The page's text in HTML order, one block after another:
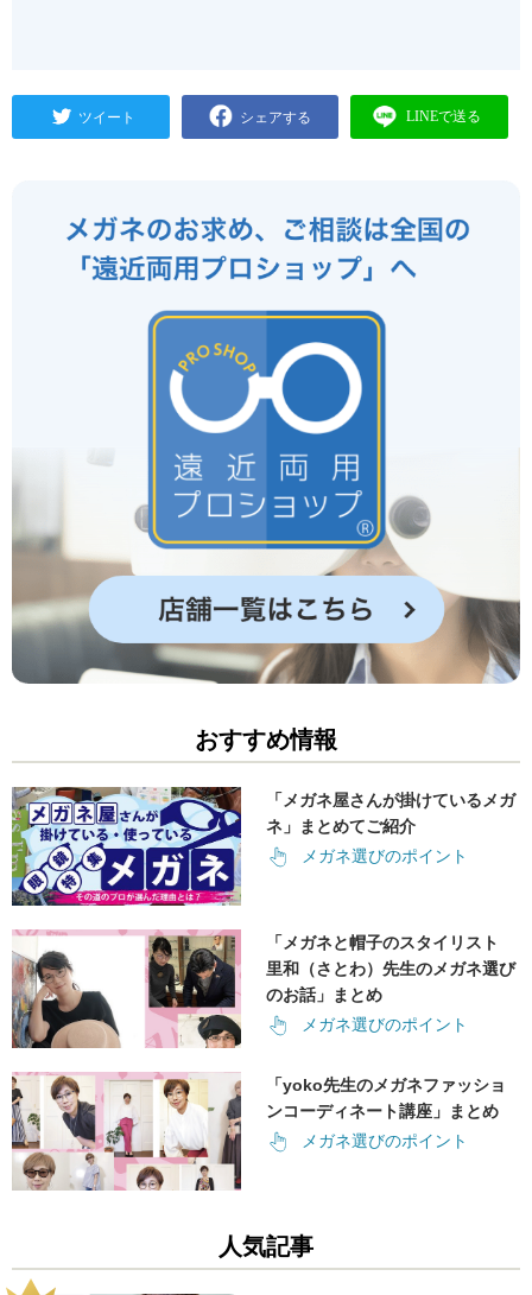
おすすめ情報
「メガネ屋さんが掛けているメガ
ネ」まとめてご紹介
メガネ選びのポイント
「メガネと帽子のスタイリスト
里和（さとわ）先生のメガネ選び
のお話」まとめ
メガネ選びのポイント
「yoko先生のメガネファッショ
ンコーディネート講座」まとめ
メガネ選びのポイント
人気記事